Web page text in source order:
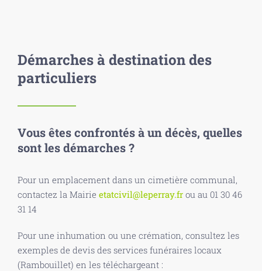
Démarches à destination des
particuliers
Vous êtes confrontés à un décès, quelles
sont les démarches ?
Pour un emplacement dans un cimetière communal,
contactez la Mairie etatcivil@leperray.fr ou au 01 30 46
31 14
Pour une inhumation ou une crémation, consultez les
exemples de devis des services funéraires locaux
(Rambouillet) en les téléchargeant :